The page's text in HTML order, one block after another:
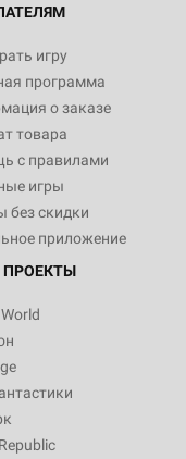
игру
программа
о заказе
товара
с правилами
игры
без скидки
приложение